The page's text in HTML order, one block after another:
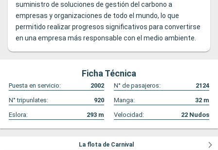
suministro de soluciones de gestión del carbono a
empresas y organizaciones de todo el mundo, lo que
permitido realizar progresos significativos para convertirse
en una empresa más responsable con el medio ambiente.
Ficha Técnica
Puesta en servicio: 2002 N° de pasajeros:
2124
N° tripunlates:
920 Manga: 32 m
Eslora:
293 m Velocidad: 22 Nudos
La flota de Carnival